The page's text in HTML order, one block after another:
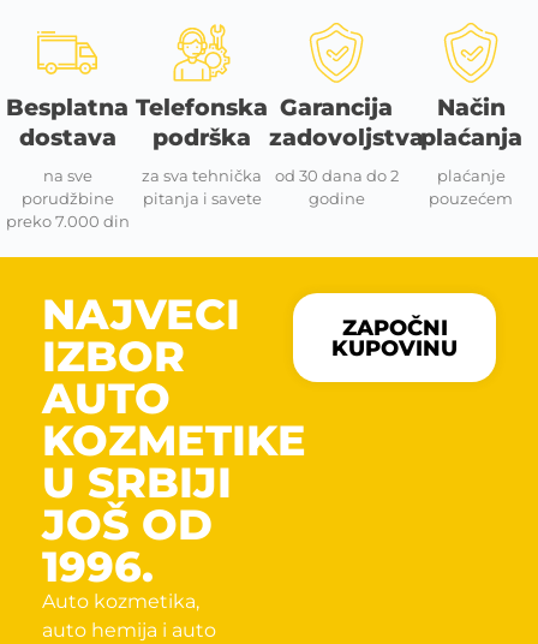
Besplatna
dostava
na sve
porudžbine
preko 7.000 din
Telefonska
podrška
za sva tehnička
pitanja i savete
Garancija
zadovoljstva
od 30 dana do 2
godine
Način
plaćanja
plaćanje
pouzećem
NAJVECI
IZBOR
AUTO
KOZMETIKE
U SRBIJI
JOŠ OD
1996.
Auto kozmetika,
auto hemija i auto
ZAPOČNI
KUPOVINU